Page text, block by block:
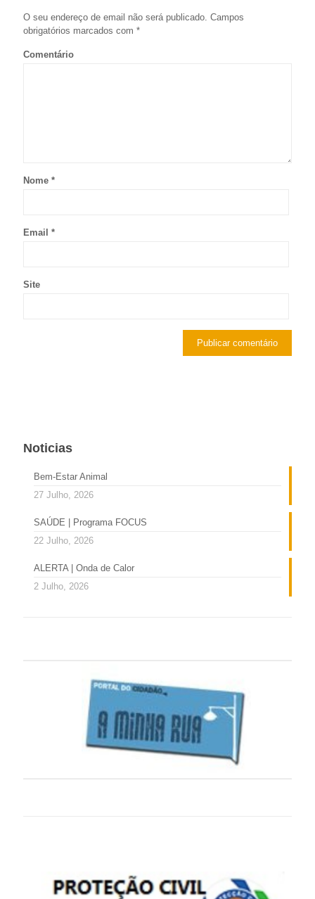
O seu endereço de email não será publicado. Campos
obrigatórios marcados com *
Comentário
Nome *
Email *
Site
Noticias
Bem-Estar Animal
27 Julho, 2026
SAÚDE | Programa FOCUS
22 Julho, 2026
ALERTA | Onda de Calor
2 Julho, 2026